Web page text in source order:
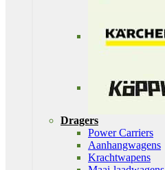
Dragers
Power Carriers
Aanhangwagens
Krachtwapens